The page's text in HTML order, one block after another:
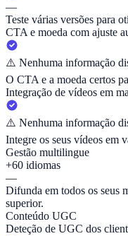
—
Teste várias versões para
CTA e moeda com ajuste
⚠️ Nenhuma informação
O CTA e a moeda certos
Integração de vídeos em
⚠️ Nenhuma informação
Integre os seus vídeos em
Gestão multilingue
+60 idiomas
—
Difunda em todos os seus
superior.
Conteúdo UGC
Deteção de UGC dos